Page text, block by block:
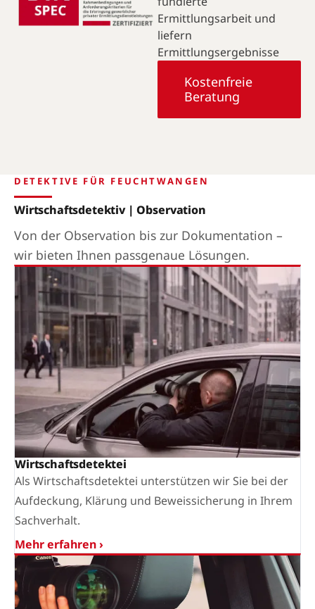
Ermittlungsarbeit und
liefern
Ermittlungsergebnisse
Kostenfreie
Beratung
DETEKTIVE FÜR FEUCHTWANGEN
Wirtschaftsdetektiv | Observation
Von der Observation bis zur Dokumentation –
wir bieten Ihnen passgenaue Lösungen.
Wirtschaftsdetektei
Als Wirtschaftsdetektei unterstützen wir Sie bei der
Aufdeckung, Klärung und Beweissicherung in Ihrem
Sachverhalt.
Mehr erfahren ›